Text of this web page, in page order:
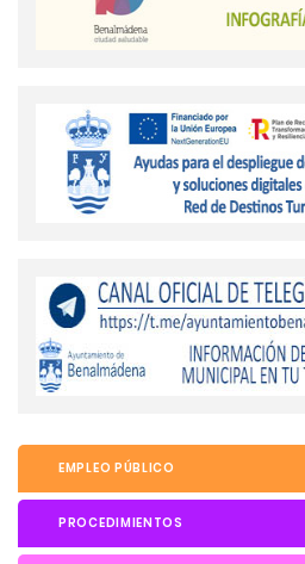
EMPLEO PÚBLICO
PROCEDIMIENTOS